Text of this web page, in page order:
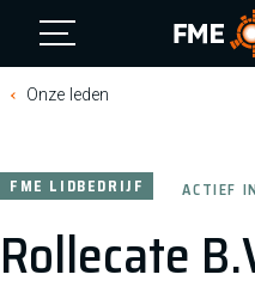
FME
Onze leden
Rollecate
FME LIDBEDRIJF ACTIEF IN